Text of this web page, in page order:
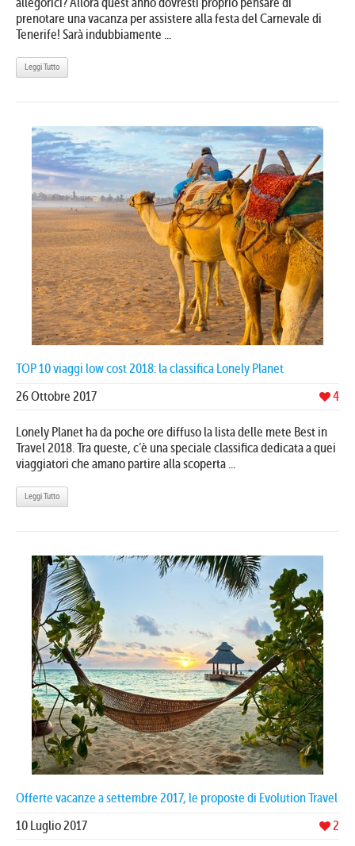
prenotare una vacanza per assistere alla festa del Carnevale di
Tenerife! Sarà indubbiamente ...
Leggi Tutto
TOP 10 viaggi low cost 2018: la classifica Lonely Planet
4
26 Ottobre 2017
Lonely Planet ha da poche ore diffuso la lista delle mete Best in
Travel 2018. Tra queste, c’è una speciale classifica dedicata a quei
viaggiatori che amano partire alla scoperta ...
Leggi Tutto
Offerte vacanze a settembre 2017, le proposte di Evolution Travel
2
10 Luglio 2017